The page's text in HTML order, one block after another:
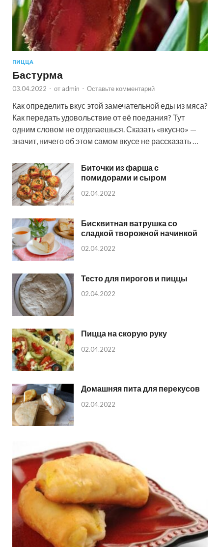
ПИЦЦА
Бастурма
03.04.2022 - от admin - Оставьте комментарий
Как определить вкус этой замечательной еды из мяса?
Как передать удовольствие от её поедания? Тут
одним словом не отделаешься. Сказать «вкусно» —
значит, ничего об этом самом вкусе не рассказать …
Биточки из фарша с
помидорами и сыром
02.04.2022
Бисквитная ватрушка со
сладкой творожной начинкой
02.04.2022
Тесто для пирогов и пиццы
02.04.2022
Пицца на скорую руку
02.04.2022
Домашняя пита для перекусов
02.04.2022